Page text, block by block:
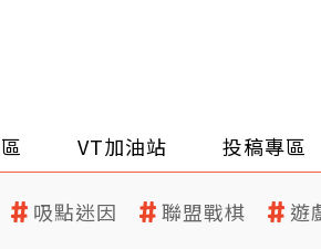
VT加油站 投稿專區
吸點迷因 聯盟戰棋 遊